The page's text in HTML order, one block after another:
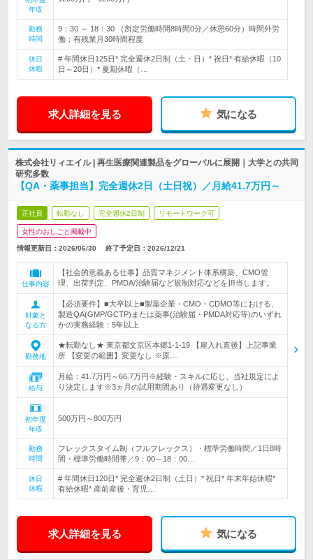
年収
勤務
時間
9：30 ～ 18：30 （所定労働時間8時間0分／休憩60分）時間外労
働：有残業月30時間程度
休日
休暇
# 年間休日125日* 完全週休2日制（土・日）* 祝日* 有給休暇（10
日～20日）* 夏期休暇（…
求人詳細を見る 気になる
株式会社リィエイル | 再生医療関連製品をグローバルに展開｜大学との共同
研究多数
【QA・薬事担当】完全週休2日（土日祝）／月給41.7万円～
正社員 転勤なし 完全週休2日制 リモートワーク可
女性のおしごと掲載中
情報更新日：2026/06/30 終了予定日： 2026/12/21
仕事内容
【社会的意義ある仕事】品質マネジメント体系構築、CMO管
理、出荷判定、PMDA/治験届など規制対応などを担当します。
対象と
なる方
【必須要件】■大卒以上■製薬企業・CMO・CDMO等における、
製造QA(GMP/GCTP)または薬事(治験届・PMDA対応等)のいずれ
かの実務経験：5年以上
勤務地
★転勤なし★ 東京都文京区本郷1-1-19 【雇入れ直後】上記事業
所 【変更の範囲】変更なし ※原…
給与
月給：41.7万円～66.7万円※経験・スキルに応じ、当社規定によ
り決定します※3ヵ月の試用期間あり（待遇変更なし）
初年度
年収
500万円～800万円
勤務
時間
フレックスタイム制（フルフレックス）・標準労働時間／1日8時
間・標準労働時間帯／9：00～18：00…
休日
休暇
# 年間休日120日* 完全週休2日制（土日）* 祝日* 年末年始休暇*
有給休暇* 産前産後・育児…
求人詳細を見る 気になる